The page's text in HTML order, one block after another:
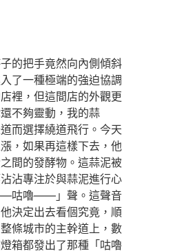
的把手竟然向內側傾斜
了一種極端的強迫協調
裡，但這間店的外觀更
不夠靈動，我的蒜
而選擇繞道飛行。今天
，如果再這樣下去，他
間的發酵物。這蒜泥被
沾專注於與蒜泥進行心
——咕嚕——」聲。這聲音
決定出去看個究竟，順
條城市的主幹道上，數
箱都發出了那種「咕嚕